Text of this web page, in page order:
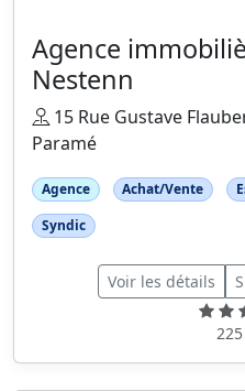
Agence
Nestenn
15 Rue Gustave
Paramé
Agence Achat/Vente
Syndic
Voir les détails